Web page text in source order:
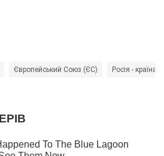
Європейський Союз (ЄС) Росія - країна-